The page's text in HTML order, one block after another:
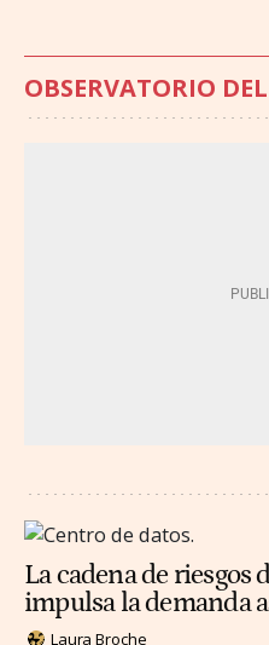
OBSERVATORIO
La cadena de riesgos
impulsa la demanda
Laura Broche